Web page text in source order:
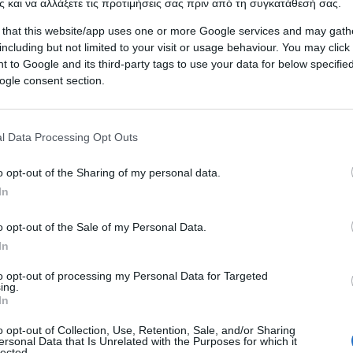
και να αλλάξετε τις προτιμήσεις σας πριν από τη συγκατάθεσή σας.
that this website/app uses one or more Google services and may
but not limited to your visit or usage behaviour. You may
to Google and its third-party tags to use your data for below
consent section.
Data Processing Opt Outs
opt-out of the Sharing of my personal data.
opt-out of the Sale of my Personal Data.
opt-out of processing my Personal Data for Targeted
opt-out of Collection, Use, Retention, Sale, and/or Sharing
Data that Is Unrelated with the Purposes for which it
Εύβοια: Άγριο ξύλο μεταξύ 2
10 κιλά τσάι
Στο νοσοκομείο της Χαλκίδας κατέληξαν το βράδυ της Τρίτης 23
δύο άτομα από το Μετόχι Εύβοιας, μετά από συμπλοκή…
Συνελήφθη κλεφτοκοτάς μετά από
Ένας 33χρονος συνελήφθη τις πρώτες πρωινές ώρες της
αστυνομικούς της Ομάδας ΔΙ.ΑΣ Τρικάλων. Αιτία; Επειδή είχε
Δείτε Περισσότερα